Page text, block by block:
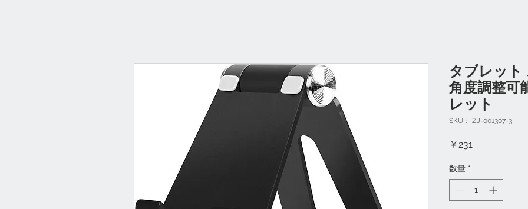
タブレット
角度調整可
レット
SKU： ZJ-001307-3
￥231
数量 *